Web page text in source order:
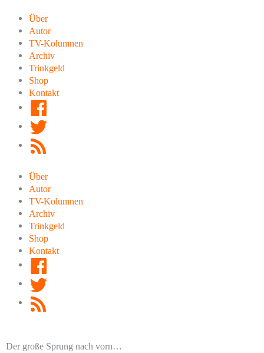
Inhalt
springen
Über
Autor
TV-Kolumnen
Archiv
Trinkgeld
Shop
Kontakt
Über
Autor
TV-Kolumnen
Archiv
Trinkgeld
Shop
Kontakt
Der große Sprung nach vorn…